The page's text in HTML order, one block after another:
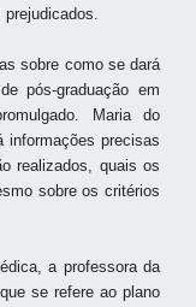
sobre como se dará
pós-graduação em
Maria do
informações precisas
realizados, quais os
sobre os critérios
a professora da
se refere ao plano